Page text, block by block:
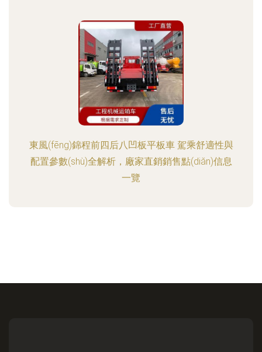
東風(fēng)錦程前四后八凹板平板車 駕乘舒適性與
配置參數(shù)全解析，廠家直銷銷售點(diǎn)信息
一覽